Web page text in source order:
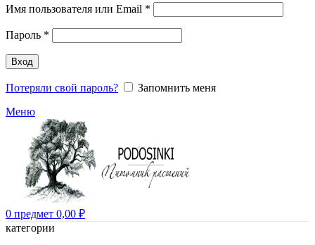
Имя пользователя или Email *
Пароль *
Вход
Потеряли свой пароль?
Запомнить меня
Меню
0 предмет 0,00 ₽
категории